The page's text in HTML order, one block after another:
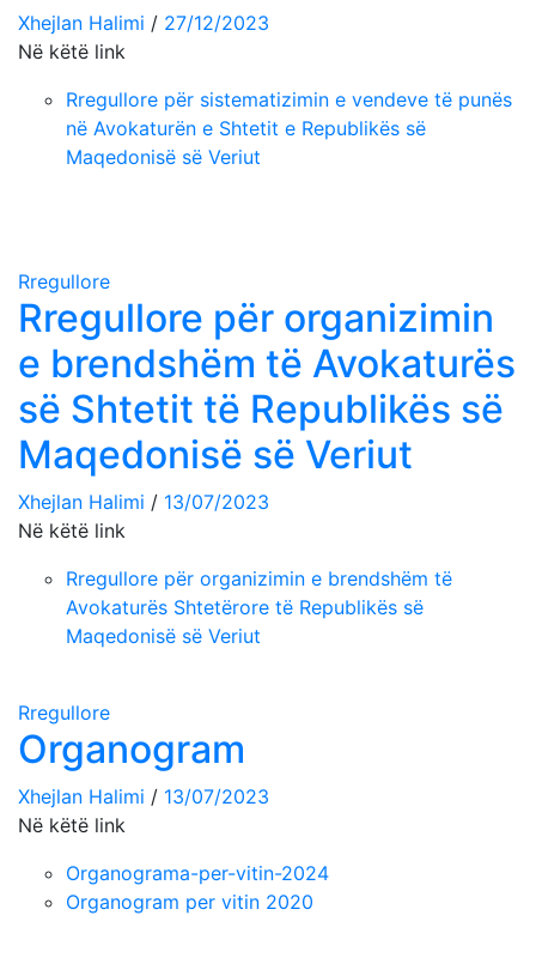
Xhejlan Halimi / 27/12/2023
Në këtë link
Rregullore për sistematizimin e vendeve të punës
në Avokaturën e Shtetit e Republikës së
Maqedonisë së Veriut
Rregullore
Rregullore për organizimin
e brendshëm të Avokaturës
së Shtetit të Republikës së
Maqedonisë së Veriut
Xhejlan Halimi / 13/07/2023
Në këtë link
Rregullore për organizimin e brendshëm të
Avokaturës Shtetërore të Republikës së
Maqedonisë së Veriut
Rregullore
Organogram
Xhejlan Halimi / 13/07/2023
Në këtë link
Organograma-per-vitin-2024
Organogram per vitin 2020